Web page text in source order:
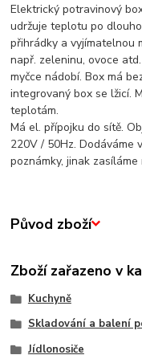
Elektrický potravinový
udržuje teplotu po
přihrádky a vyjímatelnou
např. zeleninu, ovoce
myčce nádobí. Box má
integrovaný box se lžicí.
teplotám.
Má el. přípojku do sítě.
220V / 50Hz. Dodáváme
poznámky, jinak zasíláme
Původ zboží
Zboží zařazeno v
Kuchyně
Skladování a balení
Jídlonosiče